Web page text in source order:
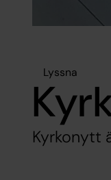
Lyssna
Kyrkonytt